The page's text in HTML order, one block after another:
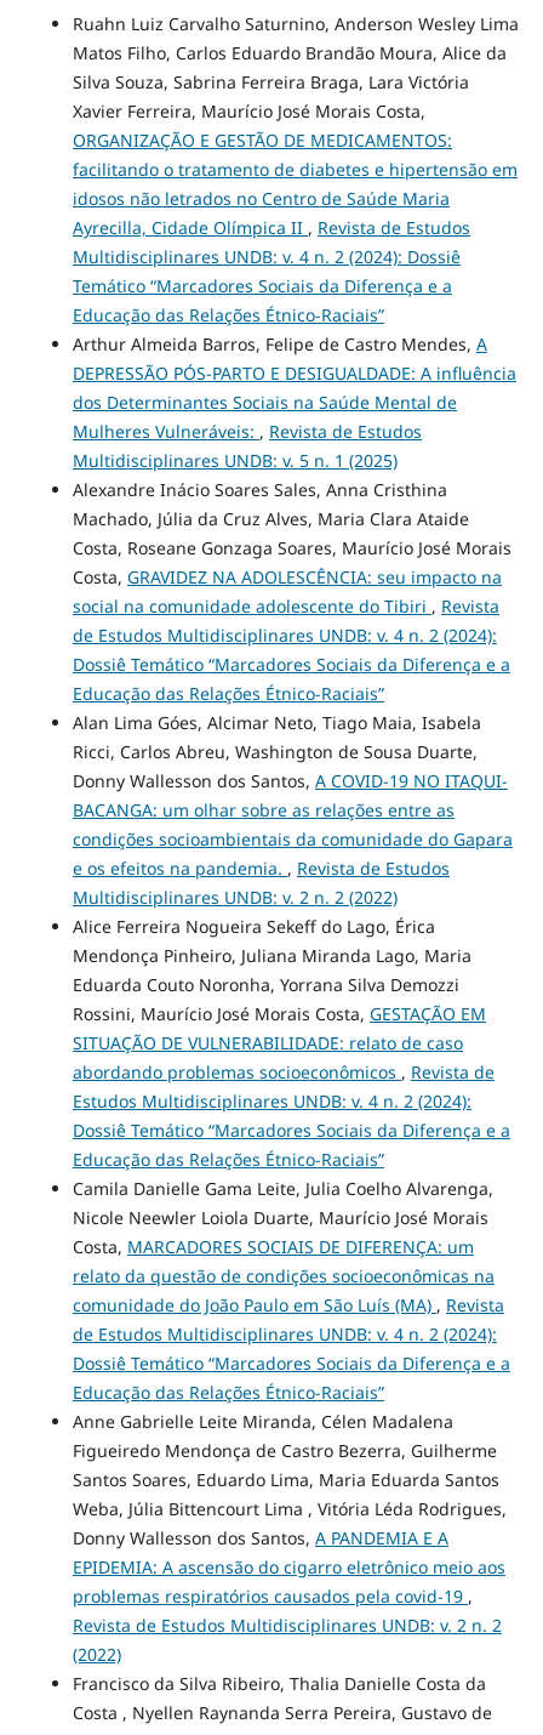
Ruahn Luiz Carvalho Saturnino, Anderson Wesley Lima
Matos Filho, Carlos Eduardo Brandão Moura, Alice da
Silva Souza, Sabrina Ferreira Braga, Lara Victória
Xavier Ferreira, Maurício José Morais Costa,
ORGANIZAÇÃO E GESTÃO DE MEDICAMENTOS:
facilitando o tratamento de diabetes e hipertensão em
idosos não letrados no Centro de Saúde Maria
Ayrecilla, Cidade Olímpica II , Revista de Estudos
Multidisciplinares UNDB: v. 4 n. 2 (2024): Dossiê
Temático “Marcadores Sociais da Diferença e a
Educação das Relações Étnico-Raciais”
Arthur Almeida Barros, Felipe de Castro Mendes, A
DEPRESSÃO PÓS-PARTO E DESIGUALDADE: A influência
dos Determinantes Sociais na Saúde Mental de
Mulheres Vulneráveis: , Revista de Estudos
Multidisciplinares UNDB: v. 5 n. 1 (2025)
Alexandre Inácio Soares Sales, Anna Cristhina
Machado, Júlia da Cruz Alves, Maria Clara Ataide
Costa, Roseane Gonzaga Soares, Maurício José Morais
Costa, GRAVIDEZ NA ADOLESCÊNCIA: seu impacto na
social na comunidade adolescente do Tibiri , Revista
de Estudos Multidisciplinares UNDB: v. 4 n. 2 (2024):
Dossiê Temático “Marcadores Sociais da Diferença e a
Educação das Relações Étnico-Raciais”
Alan Lima Góes, Alcimar Neto, Tiago Maia, Isabela
Ricci, Carlos Abreu, Washington de Sousa Duarte,
Donny Wallesson dos Santos, A COVID-19 NO ITAQUI-
BACANGA: um olhar sobre as relações entre as
condições socioambientais da comunidade do Gapara
e os efeitos na pandemia. , Revista de Estudos
Multidisciplinares UNDB: v. 2 n. 2 (2022)
Alice Ferreira Nogueira Sekeff do Lago, Érica
Mendonça Pinheiro, Juliana Miranda Lago, Maria
Eduarda Couto Noronha, Yorrana Silva Demozzi
Rossini, Maurício José Morais Costa, GESTAÇÃO EM
SITUAÇÃO DE VULNERABILIDADE: relato de caso
abordando problemas socioeconômicos , Revista de
Estudos Multidisciplinares UNDB: v. 4 n. 2 (2024):
Dossiê Temático “Marcadores Sociais da Diferença e a
Educação das Relações Étnico-Raciais”
Camila Danielle Gama Leite, Julia Coelho Alvarenga,
Nicole Neewler Loiola Duarte, Maurício José Morais
Costa, MARCADORES SOCIAIS DE DIFERENÇA: um
relato da questão de condições socioeconômicas na
comunidade do João Paulo em São Luís (MA) , Revista
de Estudos Multidisciplinares UNDB: v. 4 n. 2 (2024):
Dossiê Temático “Marcadores Sociais da Diferença e a
Educação das Relações Étnico-Raciais”
Anne Gabrielle Leite Miranda, Célen Madalena
Figueiredo Mendonça de Castro Bezerra, Guilherme
Santos Soares, Eduardo Lima, Maria Eduarda Santos
Weba, Júlia Bittencourt Lima , Vitória Léda Rodrigues,
Donny Wallesson dos Santos, A PANDEMIA E A
EPIDEMIA: A ascensão do cigarro eletrônico meio aos
problemas respiratórios causados pela covid-19 ,
Revista de Estudos Multidisciplinares UNDB: v. 2 n. 2
(2022)
Francisco da Silva Ribeiro, Thalia Danielle Costa da
Costa , Nyellen Raynanda Serra Pereira, Gustavo de